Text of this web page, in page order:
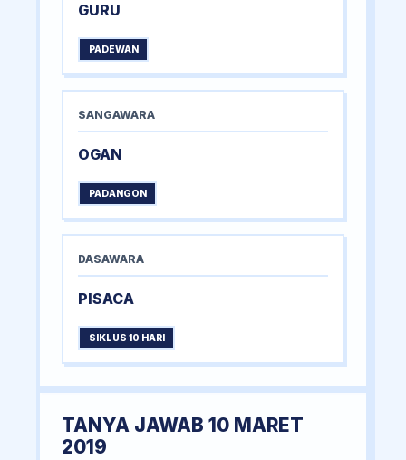
GURU
PADEWAN
SANGAWARA
OGAN
PADANGON
DASAWARA
PISACA
SIKLUS 10 HARI
TANYA JAWAB 10 MARET
2019